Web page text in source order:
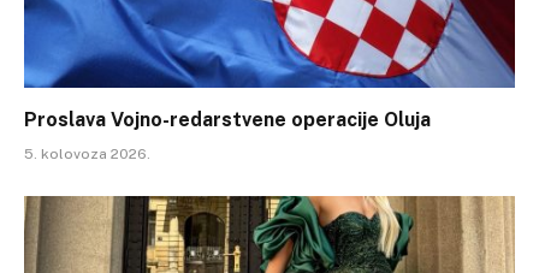
Proslava Vojno-redarstvene operacije Oluja
5. kolovoza 2026.